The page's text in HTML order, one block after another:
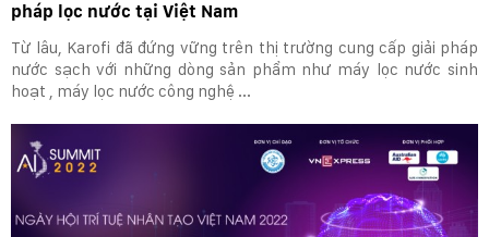
pháp lọc nước tại Việt Nam
Từ lâu, Karofi đã đứng vững trên thị trường cung cấp giải pháp
nước sạch với những dòng sản phẩm như máy lọc nước sinh
hoạt , máy lọc nước công nghệ ...